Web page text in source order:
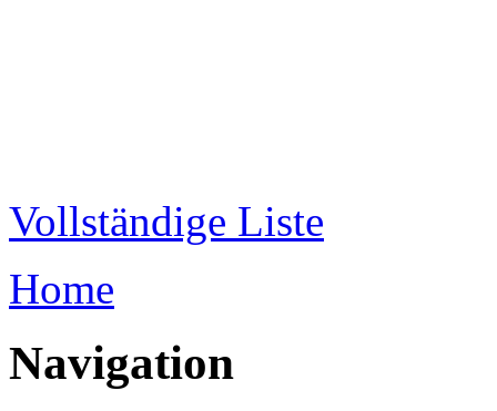
Vollständige Liste
Sie sind hier
Home
Navigation